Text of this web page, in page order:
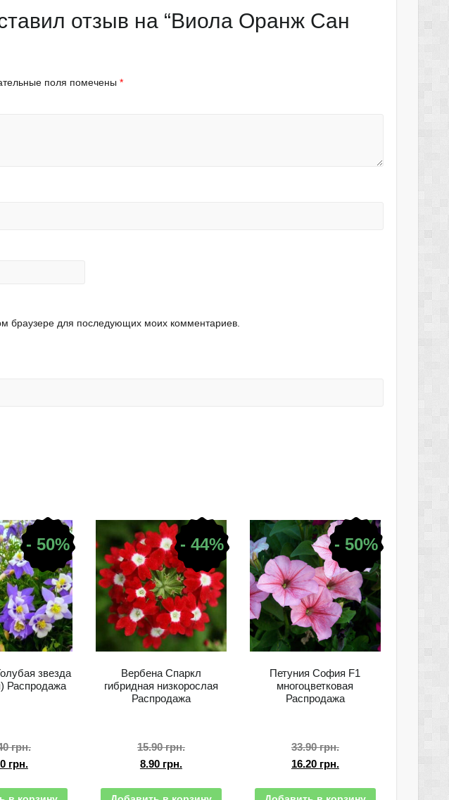
отзыв на “Виола Оранж Сан
поля помечены *
браузере для последующих моих комментариев.
- 50%
звезда
Распродажа
грн.
грн.
- 44%
Вербена Спаркл
гибридная низкорослая
Распродажа
15.90грн.
8.90 грн.
- 50%
Петуния София F1
многоцветковая
Распродажа
33.90грн.
16.20 грн.